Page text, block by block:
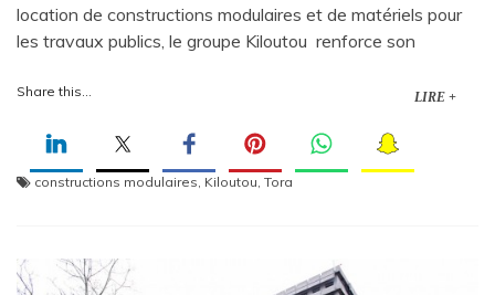
location de constructions modulaires et de matériels pour
les travaux publics, le groupe Kiloutou renforce son
Share this... LIRE +
constructions modulaires Kiloutou Tora